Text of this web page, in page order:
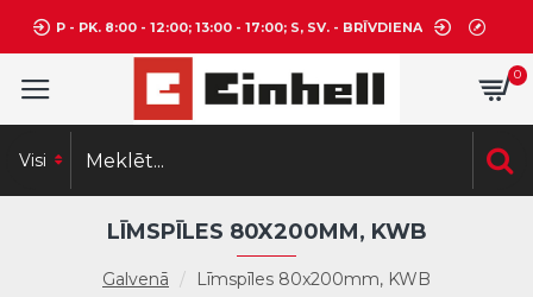
P - PK. 8:00 - 12:00; 13:00 - 17:00; S, SV. - BRĪVDIENA
0
Visi
Galvenā Līmspīles 80x200mm, KWB
LĪMSPĪLES 80X200MM, KWB